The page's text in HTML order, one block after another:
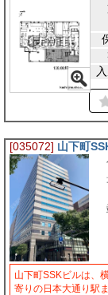
[035072] 山下町
山下町SSKビルは、
寄りの日本大通り駅